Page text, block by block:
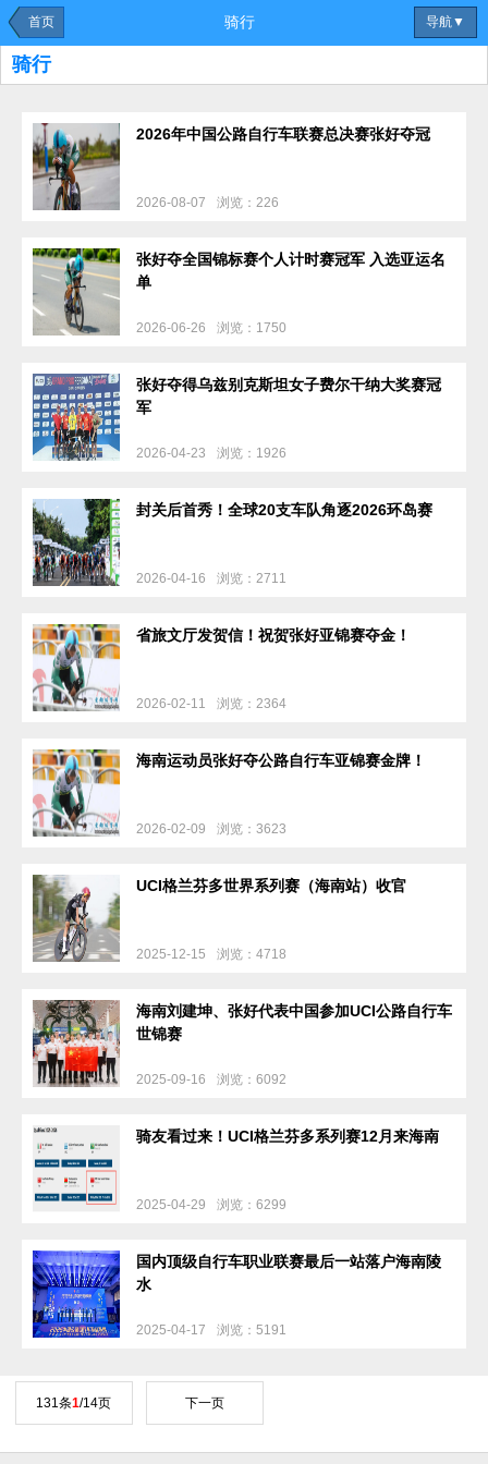
首页 导航▼
骑行
骑行
2026年中国公路自行车联赛总决赛张好夺冠
2026-08-07 浏览：226
张好夺全国锦标赛个人计时赛冠军 入选亚运名
单
2026-06-26 浏览：1750
张好夺得乌兹别克斯坦女子费尔干纳大奖赛冠
军
2026-04-23 浏览：1926
封关后首秀！全球20支车队角逐2026环岛赛
2026-04-16 浏览：2711
省旅文厅发贺信！祝贺张好亚锦赛夺金！
2026-02-11 浏览：2364
海南运动员张好夺公路自行车亚锦赛金牌！
2026-02-09 浏览：3623
UCI格兰芬多世界系列赛（海南站）收官
2025-12-15 浏览：4718
海南刘建坤、张好代表中国参加UCI公路自行车
世锦赛
2025-09-16 浏览：6092
骑友看过来！UCI格兰芬多系列赛12月来海南
2025-04-29 浏览：6299
国内顶级自行车职业联赛最后一站落户海南陵
水
2025-04-17 浏览：5191
131条1/14页 下一页